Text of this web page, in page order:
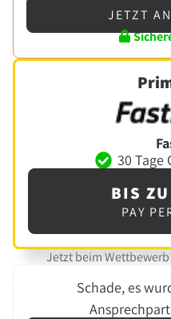
JETZT
30 Tage
BIS
PAY
Jetzt beim
Schade, es